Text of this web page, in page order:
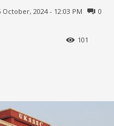
October, 2024 - 12:03 PM 0
101